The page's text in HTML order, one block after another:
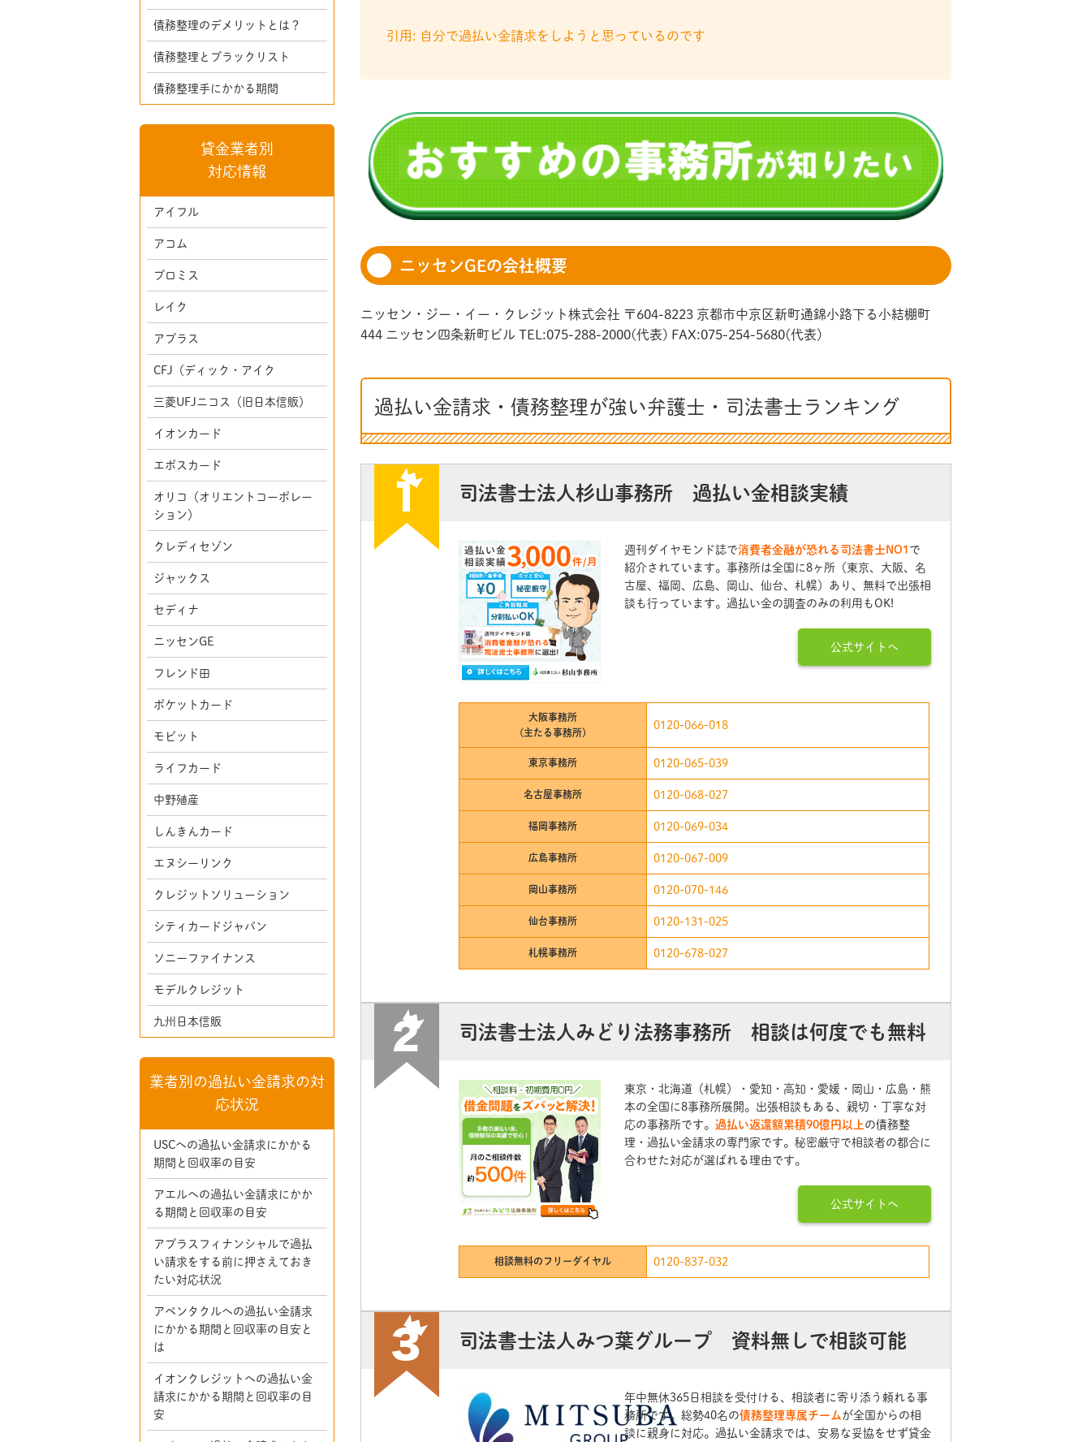
引用: 自分で過払い金請求をしようと思っているのです
ニッセンGEの会社概要
ニッセン・ジー・イー・クレジット株式会社 〒604-8223 京都市中京区新町通錦小路下る小結棚町
444 ニッセン四条新町ビル TEL:075-288-2000(代表) FAX:075-254-5680(代表)
過払い金請求・債務整理が強い弁護士・司法書士ランキング
司法書士法人杉山事務所 過払い金相談実績
週刊ダイヤモンド誌で消費者金融が恐れる司法書士NO1 で
紹介されています。事務所は全国に8ヶ所（東京、大阪、名
古屋、福岡、広島、岡山、仙台、札幌）あり、無料で出張相
談も行っています。過払い金の調査のみの利用もOK!
公式サイトへ
大阪事務所
(主たる事務所)
0120-066-018
東京事務所 0120-065-039
名古屋事務所 0120-068-027
福岡事務所 0120-069-034
広島事務所 0120-067-009
岡山事務所 0120-070-146
仙台事務所 0120-131-025
札幌事務所 0120-678-027
司法書士法人みどり法務事務所 相談は何度でも無料
東京・北海道（札幌）・愛知・高知・愛媛・岡山・広島・熊
本の全国に8事務所展開。出張相談もある、親切・丁寧な対
応の事務所です。 過払い返還額累積90億円以上 の債務整
理・過払い金請求の専門家です。秘密厳守で相談者の都合に
合わせた対応が選ばれる理由です。
公式サイトへ
相談無料のフリーダイヤル 0120-837-032
司法書士法人みつ葉グループ 資料無しで相談可能
年中無休365日相談を受付ける、相談者に寄り添う頼れる事
務所です。総勢40名の債務整理専属チームが全国からの相
談に親身に対応。過払い金請求では、安易な妥協をせず貸金
債務整理のデメリットとは？
債務整理とブラックリスト
債務整理手にかかる期間
貸金業者別
対応情報
アイフル
アコム
プロミス
レイク
アプラス
CFJ（ディック・アイク
三菱UFJニコス（旧日本信販）
イオンカード
エポスカード
オリコ（オリエントコーポレー
ション）
クレディセゾン
ジャックス
セディナ
ニッセンGE
フレンド田
ポケットカード
モビット
ライフカード
中野殖産
しんきんカード
エヌシーリンク
クレジットソリューション
シティカードジャパン
ソニーファイナンス
モデルクレジット
九州日本信販
業者別の過払い金請求の対
応状況
USCへの過払い金請求にかかる
期間と回収率の目安
アエルへの過払い金請求にかか
る期間と回収率の目安
アプラスフィナンシャルで過払
い請求をする前に押さえておき
たい対応状況
アペンタクルへの過払い金請求
にかかる期間と回収率の目安と
は
イオンクレジットへの過払い金
請求にかかる期間と回収率の目
安